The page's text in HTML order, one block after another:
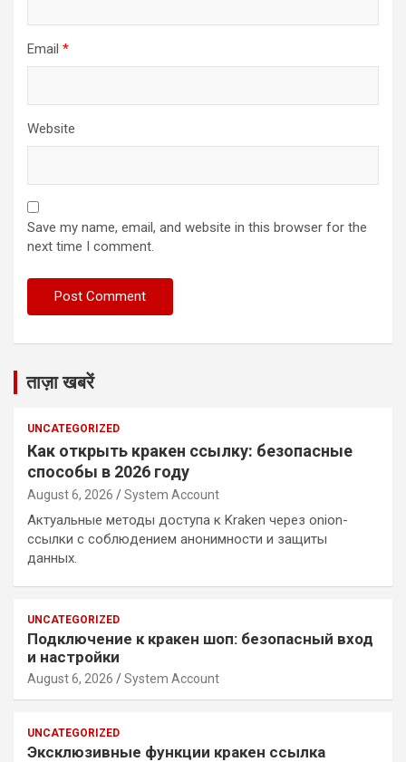
Email *
Website
Save my name, email, and website in this browser for the
next time I comment.
ताज़ा खबरें
UNCATEGORIZED
Как открыть кракен ссылку: безопасные
способы в 2026 году
August 6, 2026 System Account
Актуальные методы доступа к Kraken через onion-
ссылки с соблюдением анонимности и защиты
данных.
UNCATEGORIZED
Подключение к кракен шоп: безопасный вход
и настройки
August 6, 2026 System Account
UNCATEGORIZED
Эксклюзивные функции кракен ссылка